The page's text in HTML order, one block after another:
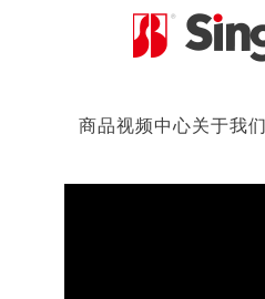
商品视频中心关于我们